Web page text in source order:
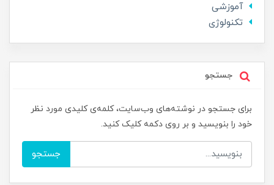
آموزشی
تکنولوژی
جستجو
برای جستجو در نوشته‌های وب‌سایت، کلمه‌ی کلیدی مورد نظر
خود را بنویسید و بر روی دکمه کلیک کنید.
جستجو